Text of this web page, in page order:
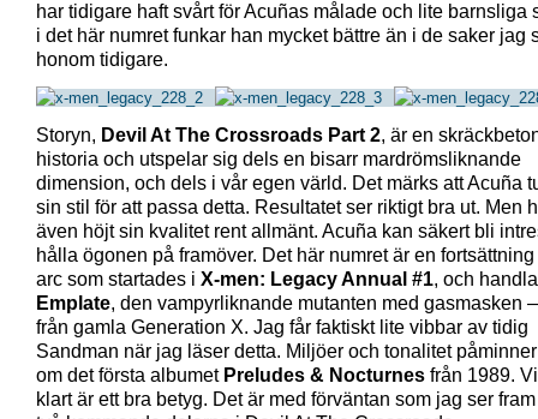
har tidigare haft svårt för Acuñas målade och lite barnsliga
i det här numret funkar han mycket bättre än i de saker jag
honom tidigare.
Storyn, Devil At The Crossroads Part 2, är en
historia och utspelar sig dels en bisarr mardrömsliknande
dimension, och dels i vår egen värld. Det märks att Acuña
sin stil för att passa detta. Resultatet ser riktigt bra ut. Men
även höjt sin kvalitet rent allmänt. Acuña kan säkert bli
hålla ögonen på framöver. Det här numret är en
arc som startades i X-men: Legacy Annual #1, och
Emplate, den vampyrliknande mutanten med gasmasken
från gamla Generation X. Jag får faktiskt lite vibbar av tidig
Sandman när jag läser detta. Miljöer och tonalitet
om det första albumet Preludes & Nocturnes från 1989.
klart är ett bra betyg. Det är med förväntan som jag ser